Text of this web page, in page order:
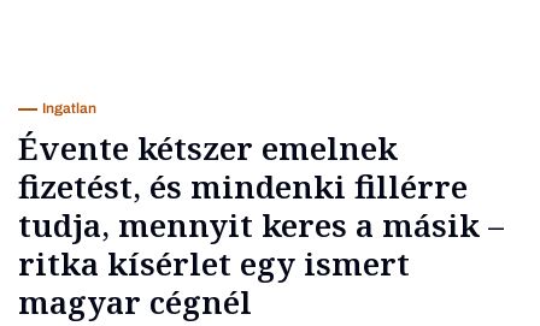
Ingatlan
Évente kétszer emelnek
fizetést, és mindenki fillérre
tudja, mennyit keres a másik –
ritka kísérlet egy ismert
magyar cégnél